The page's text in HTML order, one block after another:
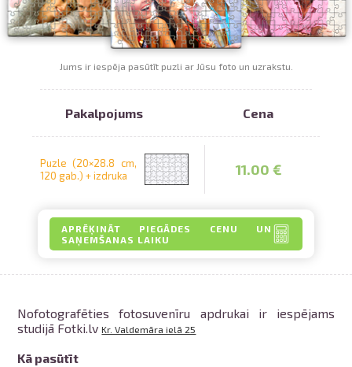
Izdrukas 1h laikā Rīgā – pasūtiet
pasūtījumam
Izdruka uz krūzes
Jums ir iespēja pasūtīt puzli ar Jūsu foto un uzrakstu.
Pakalpojums Cena
Puzle (20×28.8 cm,
120 gab.) + izdruka
11.00 €
APRĒĶINĀT PIEGĀDES CENU UN
SAŅEMŠANAS LAIKU
Nofotografēties fotosuvenīru apdrukai ir iespējams
studijā Fotki.lvKr. Valdemāra ielā 25
Kā pasūtīt